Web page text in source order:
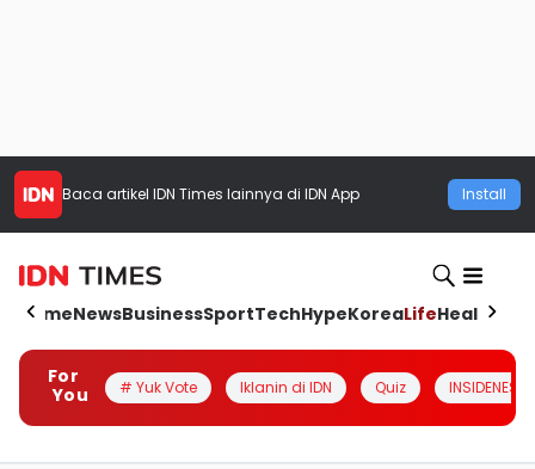
Baca artikel IDN Times lainnya di IDN App Install
HomeNewsBusinessSportTechHypeKoreaLifeHealth
For
You
# Yuk Vote Iklanin di IDN Quiz INSIDENESIA